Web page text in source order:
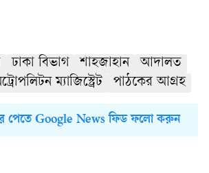
ঢাকা বিভাগ শাহজাহান
আদালত
ম্যাজিস্ট্রেট পাঠকের আগ্রহ
পেতে Google News ফিড ফলো করুন